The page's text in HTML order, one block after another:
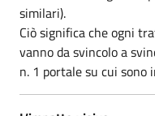
similari).
Ciò significa che ogni
vanno da svincolo a
n. 1 portale su cui